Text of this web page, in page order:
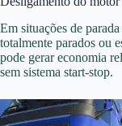
Em situações de
totalmente parados ou
pode gerar economia
sem sistema start-stop.